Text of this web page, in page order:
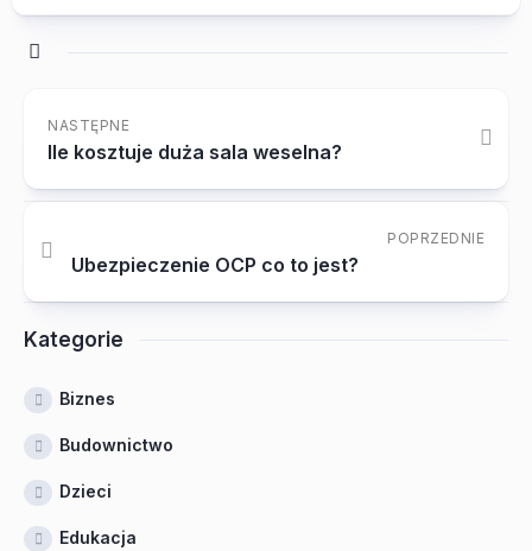
NASTĘPNE
Ile kosztuje duża sala weselna?
POPRZEDNIE
Ubezpieczenie OCP co to jest?
Kategorie
Biznes
Budownictwo
Dzieci
Edukacja